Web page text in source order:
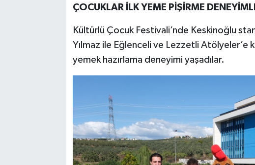
ÇOCUKLAR İLK YEME PİŞİRME
Kültürlü Çocuk Festivali’nde Keskinoğlu
Yılmaz ile Eğlenceli ve Lezzetli Atölyeler’e
yemek hazırlama deneyimi yaşadılar.